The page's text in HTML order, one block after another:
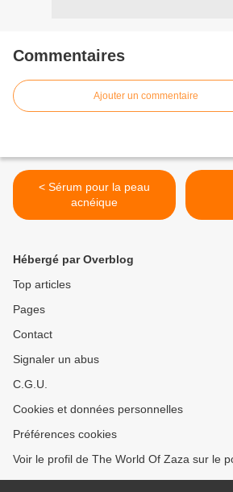
Commentaires
Ajouter un commentaire
< Sérum pour la peau
acnéique
Hébergé par Overblog
Top articles
Pages
Contact
Signaler un abus
C.G.U.
Cookies et données personnelles
Préférences cookies
Voir le profil de The World Of Zaza sur le